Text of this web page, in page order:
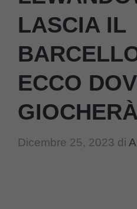
LASCIA IL
ECCO
GIOCHERÀ
Dicembre 25, 2023 di